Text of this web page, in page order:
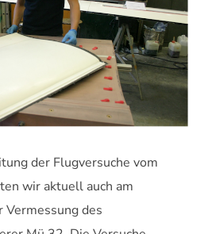
der Flugversuche vom
wir aktuell auch am
des